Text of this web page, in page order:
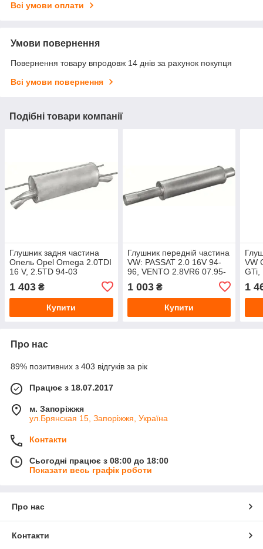
Всі умови оплати
Умови повернення
Повернення товару впродовж 14 днів за рахунок покупця
Всі умови повернення
Подібні товари компанії
Глушник задня частина
Опель Opel Omega 2.0TDI
16 V, 2.5TD 94-03
1 403 ₴
Купити
Глушник передній частина
VW: PASSAT 2.0 16V 94-
96, VENTO 2.8VR6 07.95-
1 003₴
Купити
VW
GTi,
1
Про нас
89% позитивних з 403 відгуків за рік
Працює з 18.07.2017
м. Запоріжжя
ул.Брянская 15, Запоріжжя, Україна
Контакти
Сьогодні працює з 08:00 до 18:00
Показати весь графік роботи
Про нас
Контакти